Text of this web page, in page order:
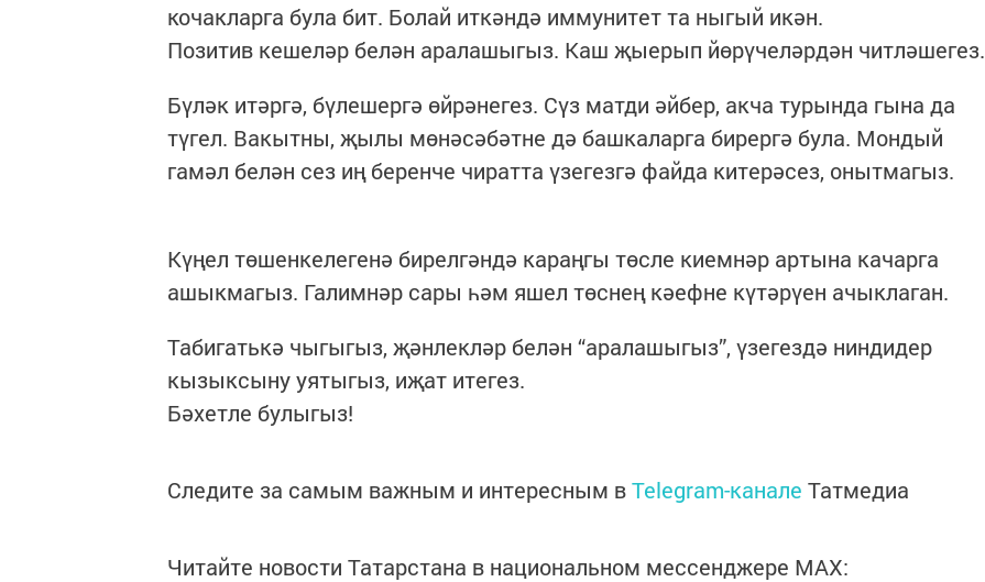
кочакларга була бит. Болай иткәндә иммунитет та ныгый икән.
Позитив кешеләр белән аралашыгыз. Каш җыерып йөрүчеләрдән читләшегез.
Бүләк итәргә, бүлешергә өйрәнегез. Сүз матди әйбер, акча турында гына да
түгел. Вакытны, җылы мөнәсәбәтне дә башкаларга бирергә була. Мондый
гамәл белән сез иң беренче чиратта үзегезгә файда китерәсез, онытмагыз.
Күңел төшенкелегенә бирелгәндә караңгы төсле киемнәр артына качарга
ашыкмагыз. Галимнәр сары һәм яшел төснең кәефне күтәрүен ачыклаган.
Табигатькә чыгыгыз, җәнлекләр белән “аралашыгыз”, үзегездә ниндидер
кызыксыну уятыгыз, иҗат итегез.
Бәхетле булыгыз!
Следите за самым важным и интересным вTelegram-канале Татмедиа
Читайте новости Татарстана в национальном мессенджере MАХ: